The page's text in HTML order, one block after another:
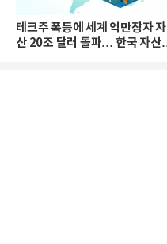
테크주 폭등에 세계 억만장자 자
산 20조 달러 돌파… 한국 자산